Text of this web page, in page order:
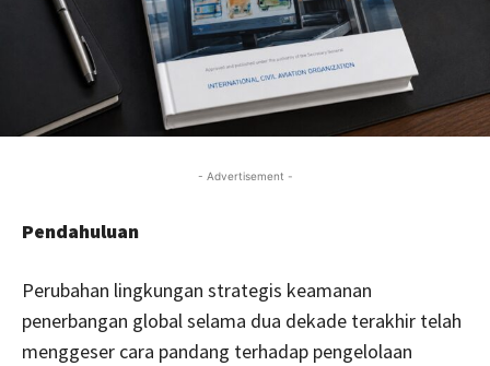
- Advertisement -
Pendahuluan
Perubahan lingkungan strategis keamanan
penerbangan global selama dua dekade terakhir telah
menggeser cara pandang terhadap pengelolaan